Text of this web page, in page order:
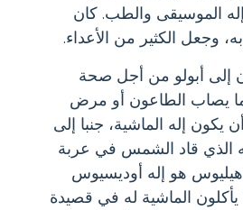
الموسيقى والطب. كان
وجعل الكثير من الأعداء.
إلى أبولو من أجل صحة
يصاب الطاعون أو مرض
يكون إله الماشية، جنبا إلى
الذي قاد الشمس في عربة
هو إله أوديسيوس
الماشية له في قصيدة